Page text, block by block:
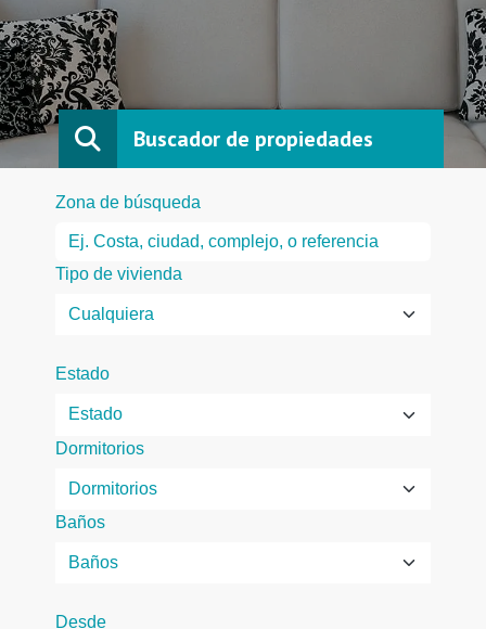
Buscador de propiedades
Zona de búsqueda
Tipo de vivienda
Estado
Dormitorios
Baños
Desde